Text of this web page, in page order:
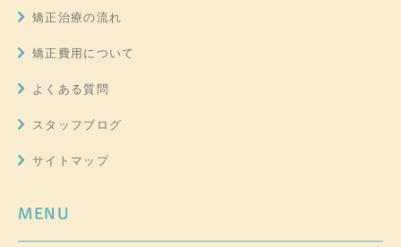
矯正治療の流れ
矯正費用について
よくある質問
スタッフブログ
サイトマップ
MENU